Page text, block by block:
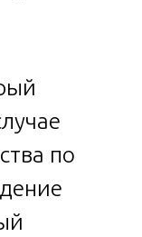
по